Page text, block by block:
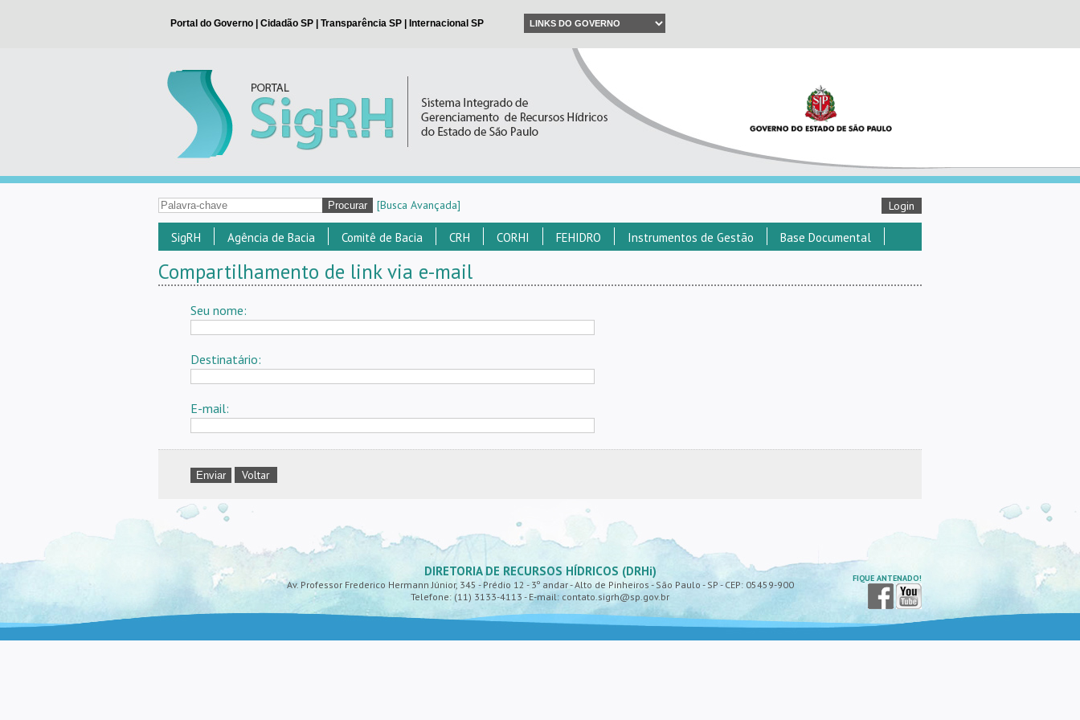
[Busca Avançada] Login
SigRH Agência de Bacia Comitê de Bacia CRH CORHI FEHIDRO Instrumentos de Gestão Base Documental
Compartilhamento de link via e-mail
Seu nome:
Destinatário:
E-mail:
Voltar
DIRETORIA DE RECURSOS HÍDRICOS (DRHi)
Av. Professor Frederico Hermann Júnior, 345 - Prédio 12 - 3º andar - Alto de Pinheiros - São Paulo - SP - CEP: 05459-900
Telefone: (11) 3133-4113 - E-mail: contato.sigrh@sp.gov.br
FIQUE ANTENADO!